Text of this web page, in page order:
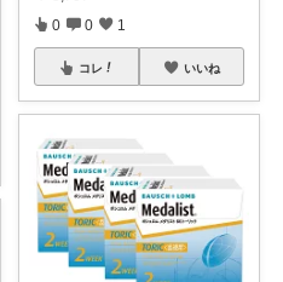
0 0 1
コレ いいね